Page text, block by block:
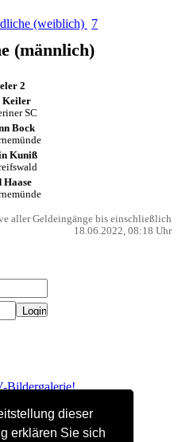
dieser
erklären Sie sich
(weiblich) 7
(männlich)
2
Keiler
SC
Bock
Kuniß
Haase
aller Geldeingänge bis einschließlich
18.06.2022, 08:18 Uhr